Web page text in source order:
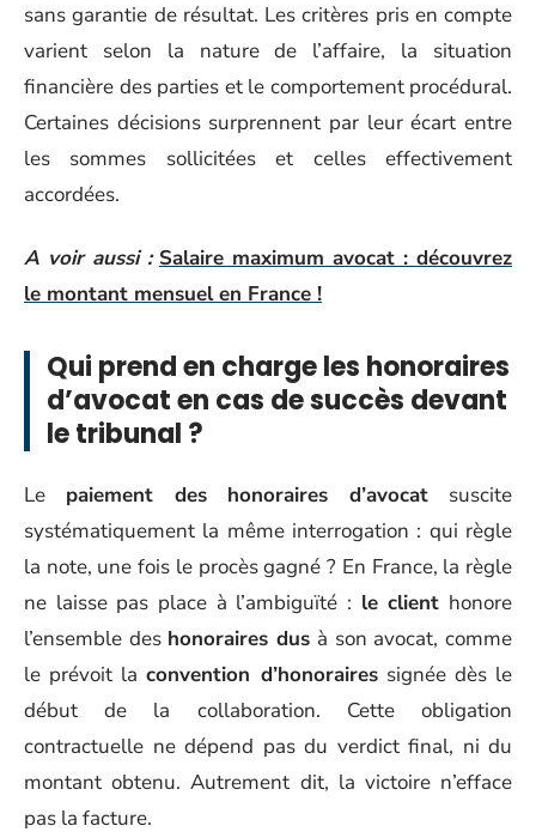
sans garantie de résultat. Les critères pris en compte
varient selon la nature de l’affaire, la situation
financière des parties et le comportement procédural.
Certaines décisions surprennent par leur écart entre
les sommes sollicitées et celles effectivement
accordées.
A voir aussi : Salaire maximum avocat : découvrez
le montant mensuel en France !
Qui prend en charge les honoraires
d’avocat en cas de succès devant
le tribunal ?
Le paiement des honoraires d’avocat suscite
systématiquement la même interrogation : qui règle
la note, une fois le procès gagné ? En France, la règle
ne laisse pas place à l’ambiguïté : le client honore
l’ensemble des honoraires dus à son avocat, comme
le prévoit laconvention d’honorairessignée dès le
début de la collaboration. Cette obligation
contractuelle ne dépend pas du verdict final, ni du
montant obtenu. Autrement dit, la victoire n’efface
pas la facture.